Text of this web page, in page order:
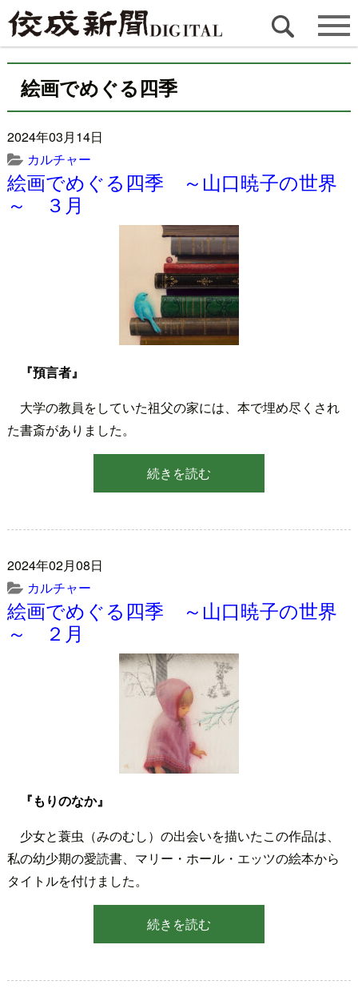
絵画でめぐる四季
2024年03月14日
カルチャー
絵画でめぐる四季 ～山口暁子の世界
～ ３月
『預言者』
大学の教員をしていた祖父の家には、本で埋め尽くされ
た書斎がありました。
続きを読む
2024年02月08日
カルチャー
絵画でめぐる四季 ～山口暁子の世界
～ ２月
『もりのなか』
少女と蓑虫（みのむし）の出会いを描いたこの作品は、
私の幼少期の愛読書、マリー・ホール・エッツの絵本から
タイトルを付けました。
続きを読む